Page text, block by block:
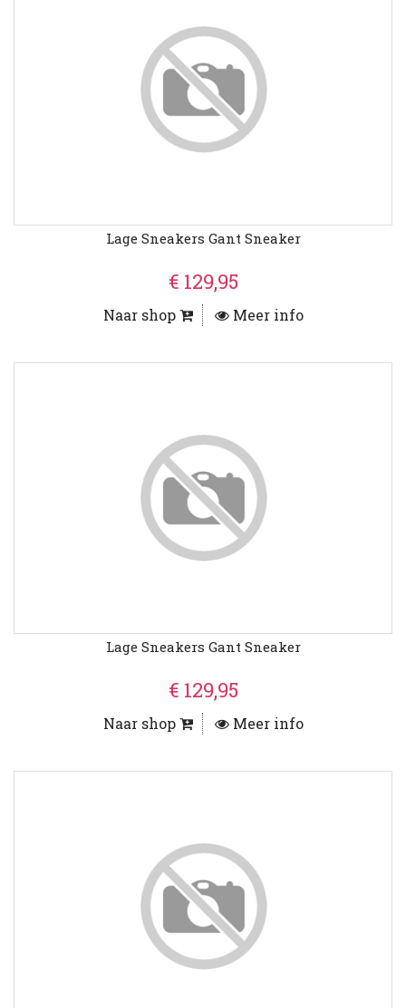
Lage Sneakers Gant Sneaker
€ 129,95
Naar shop Meer info
Lage Sneakers Gant Sneaker
€ 129,95
Naar shop Meer info